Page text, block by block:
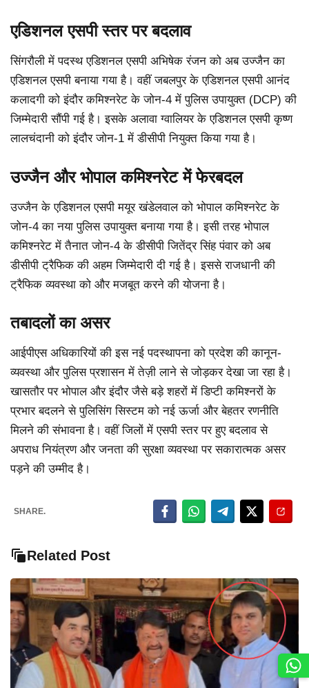
एडिशनल एसपी स्तर पर बदलाव
सिंगरौली में पदस्थ एडिशनल एसपी अभिषेक रंजन को अब उज्जैन का
एडिशनल एसपी बनाया गया है। वहीं जबलपुर के एडिशनल एसपी आनंद
कलादगी को इंदौर कमिश्नरेट के जोन-4 में पुलिस उपायुक्त (DCP) की
जिम्मेदारी सौंपी गई है। इसके अलावा ग्वालियर के एडिशनल एसपी कृष्ण
लालचंदानी को इंदौर जोन-1 में डीसीपी नियुक्त किया गया है।
उज्जैन और भोपाल कमिश्नरेट में फेरबदल
उज्जैन के एडिशनल एसपी मयूर खंडेलवाल को भोपाल कमिश्नरेट के
जोन-4 का नया पुलिस उपायुक्त बनाया गया है। इसी तरह भोपाल
कमिश्नरेट में तैनात जोन-4 के डीसीपी जितेंद्र सिंह पंवार को अब
डीसीपी ट्रैफिक की अहम जिम्मेदारी दी गई है। इससे राजधानी की
ट्रैफिक व्यवस्था को और मजबूत करने की योजना है।
तबादलों का असर
आईपीएस अधिकारियों की इस नई पदस्थापना को प्रदेश की कानून-
व्यवस्था और पुलिस प्रशासन में तेज़ी लाने से जोड़कर देखा जा रहा है।
खासतौर पर भोपाल और इंदौर जैसे बड़े शहरों में डिप्टी कमिश्नरों के
प्रभार बदलने से पुलिसिंग सिस्टम को नई ऊर्जा और बेहतर रणनीति
मिलने की संभावना है। वहीं जिलों में एसपी स्तर पर हुए बदलाव से
अपराध नियंत्रण और जनता की सुरक्षा व्यवस्था पर सकारात्मक असर
पड़ने की उम्मीद है।
SHARE.
Related Post